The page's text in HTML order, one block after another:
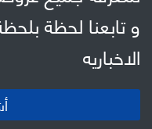
و تابعنا لحظة
الاخباريه